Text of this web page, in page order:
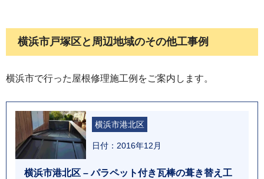
横浜市戸塚区と周辺地域のその他工事例
横浜市で行った屋根修理施工例をご案内します。
横浜市港北区
日付：2016年12月
横浜市港北区 – パラペット付き瓦棒の葺き替え工